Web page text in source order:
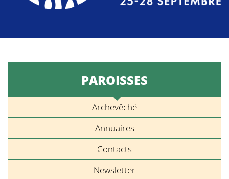
PAROISSES
Archevêché
Annuaires
Contacts
Newsletter